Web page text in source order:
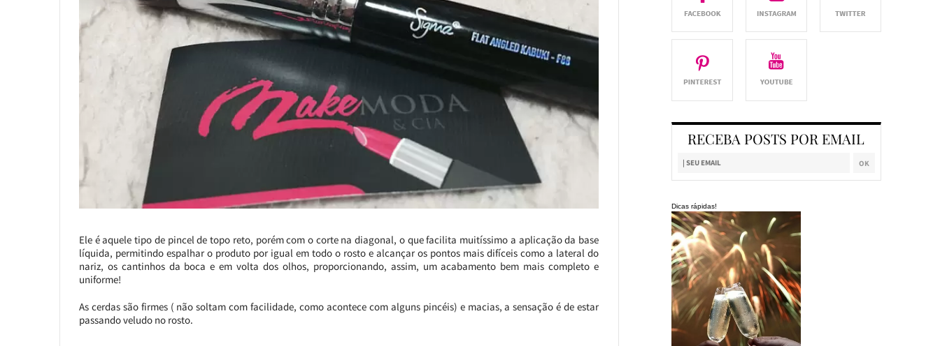
Ele é aquele tipo de pincel de topo reto, porém com o corte na diagonal, o que facilita muitíssimo a aplicação da base
líquida, permitindo espalhar o produto por igual em todo o rosto e alcançar os pontos mais difíceis como a lateral do
nariz, os cantinhos da boca e em volta dos olhos, proporcionando, assim, um acabamento bem mais completo e
uniforme!
As cerdas são firmes ( não soltam com facilidade, como acontece com alguns pincéis) e macias, a sensação é de estar
passando veludo no rosto.
RECEBA POSTS POR EMAIL
Dicas rápidas!